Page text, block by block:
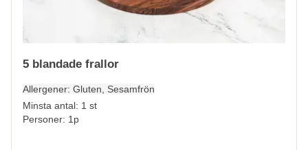
5 blandade frallor
Allergener: Gluten, Sesamfrön
Minsta antal: 1 st
Personer: 1p